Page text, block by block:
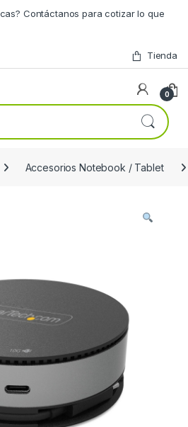
Contáctanos para cotizar lo que
Tienda
0
Accesorios Notebook / Tablet